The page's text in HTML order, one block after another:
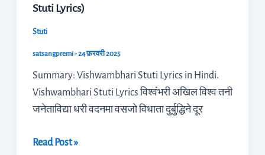
Stuti Lyrics)
Stuti
satsangpremi-24 फ़रवरी 2025
Summary: Vishwambhari Stuti Lyrics in Hindi.
Vishwambhari Stuti Lyrics विश्वंभरी अखिल विश्व तनी
जनेताविद्या धरी वदनमा वसजो विधाता दुर्बुद्धिने दूर
Read Post »